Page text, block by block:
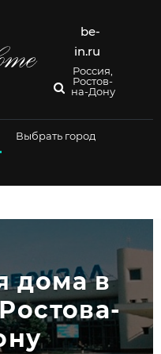
be-
in.ru
Россия,
Ростов-
на-Дону
Выбрать город
дома в